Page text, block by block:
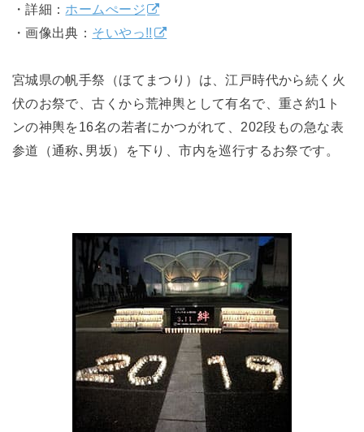
・詳細： ホームぺージ
・画像出典： そいやっ!!
宮城県の帆手祭（ほてまつり）は、江戸時代から続く火
伏のお祭で、古くから荒神輿として有名で、重さ約1ト
ンの神輿を16名の若者にかつがれて、202段もの急な表
参道（通称､男坂）を下り、市内を巡行するお祭です。